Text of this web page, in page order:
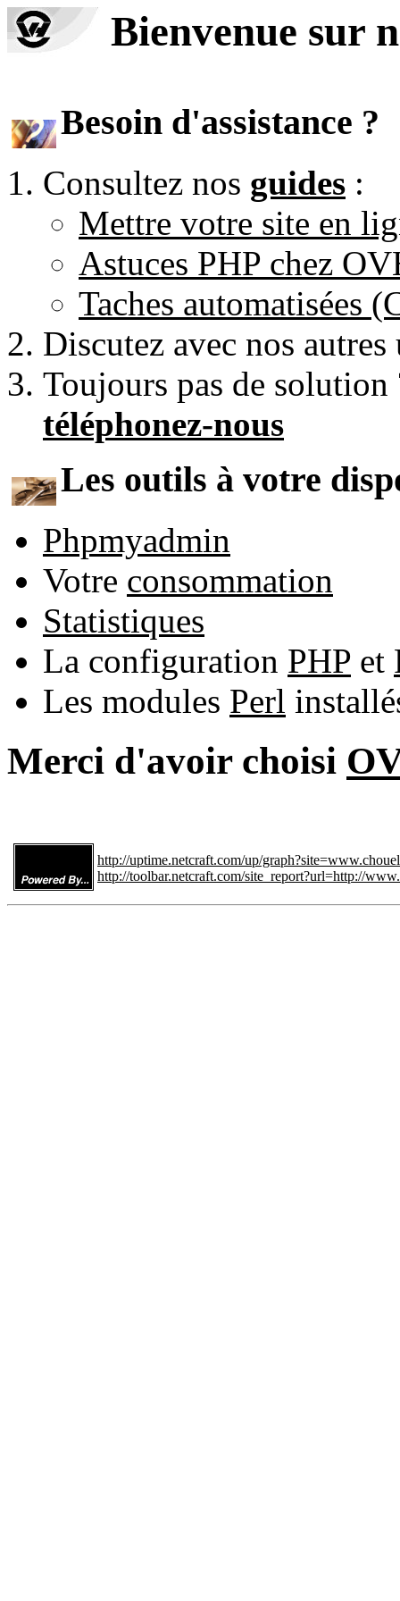
Bienvenue sur
Besoin d'assistance ?
Consultez nos guides :
Mettre votre site en
Astuces PHP chez
Taches automatisées
Discutez avec nos
Toujours pas de
téléphonez-nous
Les outils à votre
Phpmyadmin
Votre consommation
Statistiques
La configuration PHP et
Les modules Perl
Merci d'avoir choisi
http://uptime.netcraft.com/up/
http://toolbar.netcraft.com/site_report?url=http://